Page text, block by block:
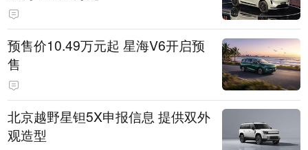
预售价10.49万元起 星海V6开启预
售
北京越野星钽5X申报信息 提供双外
观造型